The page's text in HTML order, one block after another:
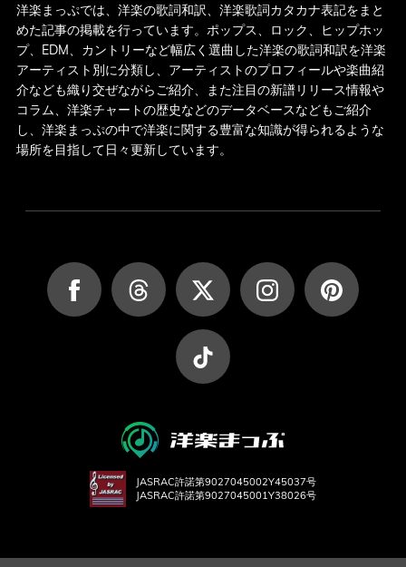
洋楽まっぷでは、洋楽の歌詞和訳、洋楽歌詞カタカナ表記をまと
めた記事の掲載を行っています。ポップス、ロック、ヒップホッ
プ、EDM、カントリーなど幅広く選曲した洋楽の歌詞和訳を洋楽
アーティスト別に分類し、アーティストのプロフィールや楽曲紹
介なども織り交ぜながらご紹介、また注目の新譜リリース情報や
コラム、洋楽チャートの歴史などのデータベースなどもご紹介
し、洋楽まっぷの中で洋楽に関する豊富な知識が得られるような
場所を目指して日々更新しています。
JASRAC許諾第9027045002Y45037号
JASRAC許諾第9027045001Y38026号